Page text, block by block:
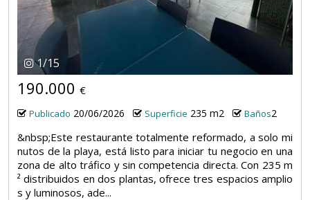
1/15
190.000 €
Publicado 20/06/2026 Superficie 235 m2 Baños2
&nbsp;Este restaurante totalmente reformado, a solo mi
nutos de la playa, está listo para iniciar tu negocio en una
zona de alto tráfico y sin competencia directa. Con 235 m
² distribuidos en dos plantas, ofrece tres espacios amplio
s y luminosos, ade...